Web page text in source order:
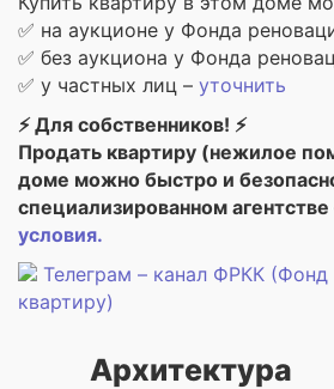
✅ на аукционе у Фонда
✅ без аукциона у Фонда
✅ у частных лиц – уточнить
⚡ Для собственников! ⚡
Продать квартиру (нежилое
доме можно быстро и
специализированном агентстве
условия.
Телеграм – канал ФРКК (Фонд
квартиру)
Архитектура